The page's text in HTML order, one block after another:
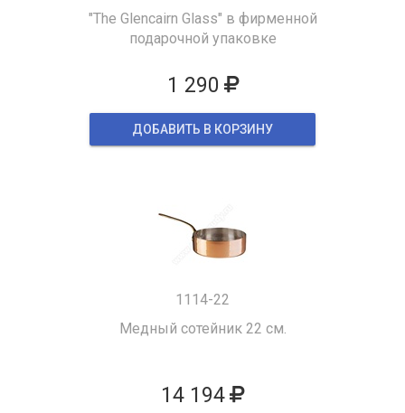
"The Glencairn Glass" в фирменной
подарочной упаковке
1 290
ДОБАВИТЬ В КОРЗИНУ
1114-22
Медный сотейник 22 см.
14 194